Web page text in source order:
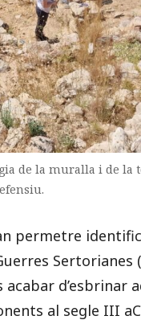
de la muralla i de la
permetre
Sertorianes
d’esbrinar
al segle III